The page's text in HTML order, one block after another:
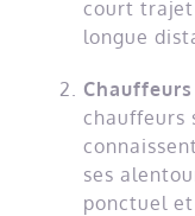
court trajet
longue
chauffeurs
ses
ponctuel